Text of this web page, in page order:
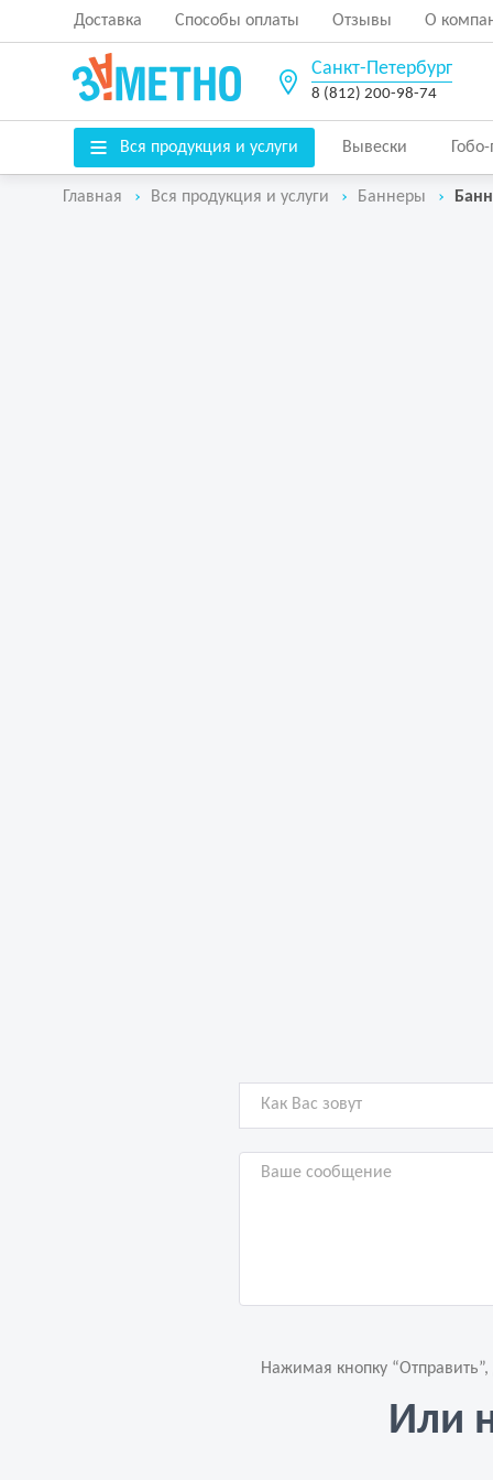
Доставка Способы оплаты Отзывы О
Санкт-Петербург
8 (812) 200-98-74
Вся продукция и услуги Вывески
Главная Вся продукция и услуги Баннеры
Нажимая кнопку
Или